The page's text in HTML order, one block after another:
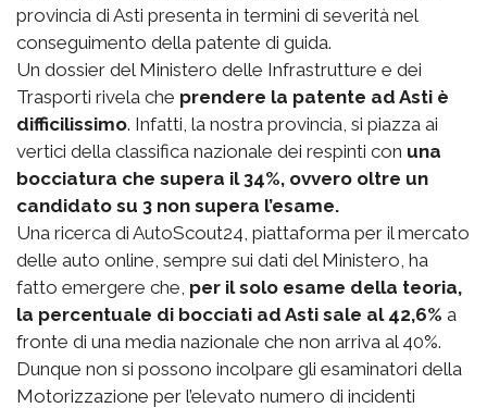
provincia di Asti presenta in termini di severità nel
conseguimento della patente di guida.
Un dossier del Ministero delle Infrastrutture e dei
Trasporti rivela che prendere la patente ad Asti è
difficilissimo. Infatti, la nostra provincia, si piazza ai
vertici della classifica nazionale dei respinti con una
bocciatura che supera il 34%, ovvero oltre un
candidato su 3 non supera l’esame.
Una ricerca di AutoScout24, piattaforma per il mercato
delle auto online, sempre sui dati del Ministero, ha
fatto emergere che, per il solo esame della teoria,
la percentuale di bocciati ad Asti sale al 42,6% a
fronte di una media nazionale che non arriva al 40%.
Dunque non si possono incolpare gli esaminatori della
Motorizzazione per l’elevato numero di incidenti